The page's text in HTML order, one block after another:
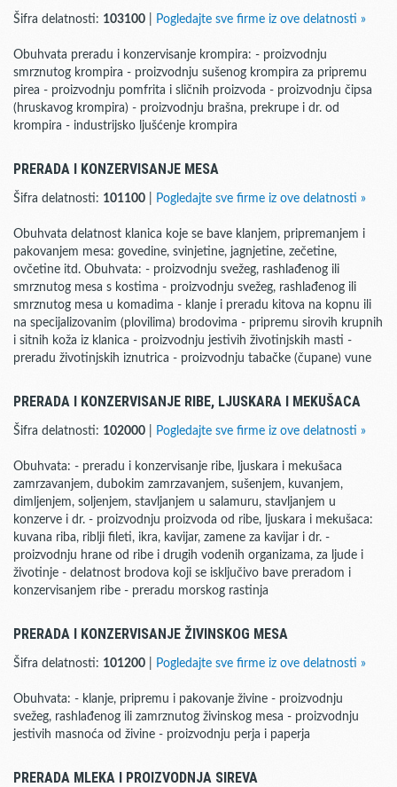
Šifra delatnosti: 103100 Pogledajte sve firme iz ove delatnosti »
Obuhvata preradu i konzervisanje krompira: - proizvodnju
smrznutog krompira - proizvodnju sušenog krompira za pripremu
pirea - proizvodnju pomfrita i sličnih proizvoda - proizvodnju čipsa
(hruskavog krompira) - proizvodnju brašna, prekrupe i dr. od
krompira - industrijsko ljušćenje krompira
PRERADA I KONZERVISANJE MESA
Šifra delatnosti: 101100 Pogledajte sve firme iz ove delatnosti »
Obuhvata delatnost klanica koje se bave klanjem, pripremanjem i
pakovanjem mesa: govedine, svinjetine, jagnjetine, zečetine,
ovčetine itd. Obuhvata: - proizvodnju svežeg, rashlađenog ili
smrznutog mesa s kostima - proizvodnju svežeg, rashlađenog ili
smrznutog mesa u komadima - klanje i preradu kitova na kopnu ili
na specijalizovanim (plovilima) brodovima - pripremu sirovih krupnih
i sitnih koža iz klanica - proizvodnju jestivih životinjskih masti -
preradu životinjskih iznutrica - proizvodnju tabačke (čupane) vune
PRERADA I KONZERVISANJE RIBE, LJUSKARA I MEKUŠACA
Šifra delatnosti: 102000 Pogledajte sve firme iz ove delatnosti »
Obuhvata: - preradu i konzervisanje ribe, ljuskara i mekušaca
zamrzavanjem, dubokim zamrzavanjem, sušenjem, kuvanjem,
dimljenjem, soljenjem, stavljanjem u salamuru, stavljanjem u
konzerve i dr. - proizvodnju proizvoda od ribe, ljuskara i mekušaca:
kuvana riba, riblji fileti, ikra, kavijar, zamene za kavijar i dr. -
proizvodnju hrane od ribe i drugih vodenih organizama, za ljude i
životinje - delatnost brodova koji se isključivo bave preradom i
konzervisanjem ribe - preradu morskog rastinja
PRERADA I KONZERVISANJE ŽIVINSKOG MESA
Šifra delatnosti: 101200 Pogledajte sve firme iz ove delatnosti »
Obuhvata: - klanje, pripremu i pakovanje živine - proizvodnju
svežeg, rashlađenog ili zamrznutog živinskog mesa - proizvodnju
jestivih masnoća od živine - proizvodnju perja i paperja
PRERADA MLEKA I PROIZVODNJA SIREVA